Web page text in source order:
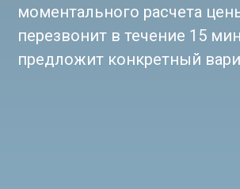
1
моментального расчета
перезвонит в течение 15
предложит конкретный